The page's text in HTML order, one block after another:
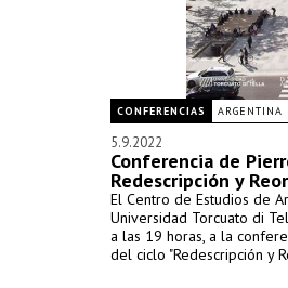
CONFERENCIAS ARGENTINA
5.9.2022
Conferencia de
Redescripción y
El Centro de Estudios de
Universidad Torcuato di
a las 19 horas, a la
del ciclo "Redescripción y